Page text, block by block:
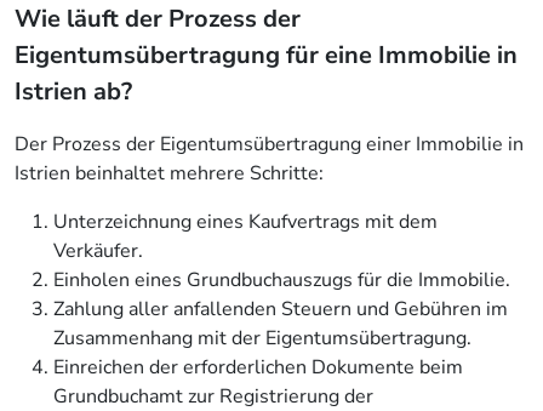
Wie läuft der Prozess der
Eigentumsübertragung für eine Immobilie in
Istrien ab?
Der Prozess der Eigentumsübertragung einer Immobilie in
Istrien beinhaltet mehrere Schritte:
Unterzeichnung eines Kaufvertrags mit dem
Verkäufer.
Einholen eines Grundbuchauszugs für die Immobilie.
Zahlung aller anfallenden Steuern und Gebühren im
Zusammenhang mit der Eigentumsübertragung.
Einreichen der erforderlichen Dokumente beim
Grundbuchamt zur Registrierung der